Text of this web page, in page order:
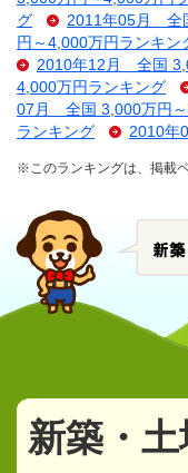
グ
2011年05月 全
円～4,000万円ランキン
2010年12月 全国
4,000万円ランキング
07月 全国 3,000万円
ランキング
2010年
※このランキングは、掲載
新築・